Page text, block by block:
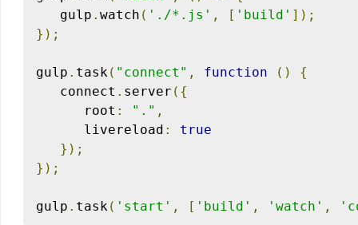
   gulp
. watch ( './*.js' , [ 'build' ]);
});
gulp . task( "connect" , function ()
{
   connect
. server ({
      root
: "." ,
      livereload
:
true
});
});
gulp . task( 'start' , [ 'build' , 'watch' ,